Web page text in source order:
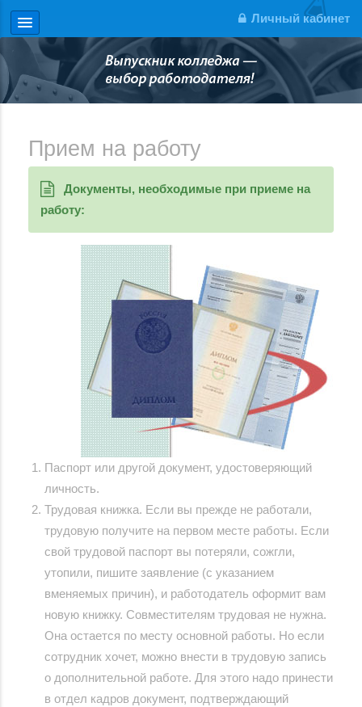
Личный кабинет
Прием на работу
Документы, необходимые при приеме на
работу:
Паспорт или другой документ, удостоверяющий
личность.
Трудовая книжка. Если вы прежде не работали,
трудовую получите на первом месте работы. Если
свой трудовой паспорт вы потеряли, сожгли,
утопили, пишите заявление (с указанием
вменяемых причин), и работодатель оформит вам
новую книжку. Совместителям трудовая не нужна.
Она остается по месту основной работы. Но если
сотрудник хочет, можно внести в трудовую запись
о дополнительной работе. Для этого надо принести
в отдел кадров документ, подтверждающий